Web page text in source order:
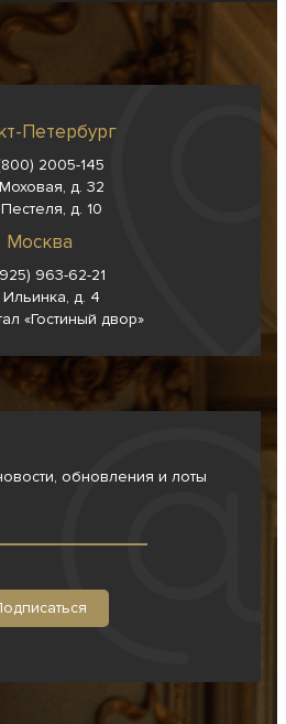
Петербург
2005-145
д. 32
д. 10
Москва
963-62-21
Ильинка, д. 4
«Гостиный двор»
обновления и лоты